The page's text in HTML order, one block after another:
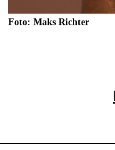
Foto: Maks Richter